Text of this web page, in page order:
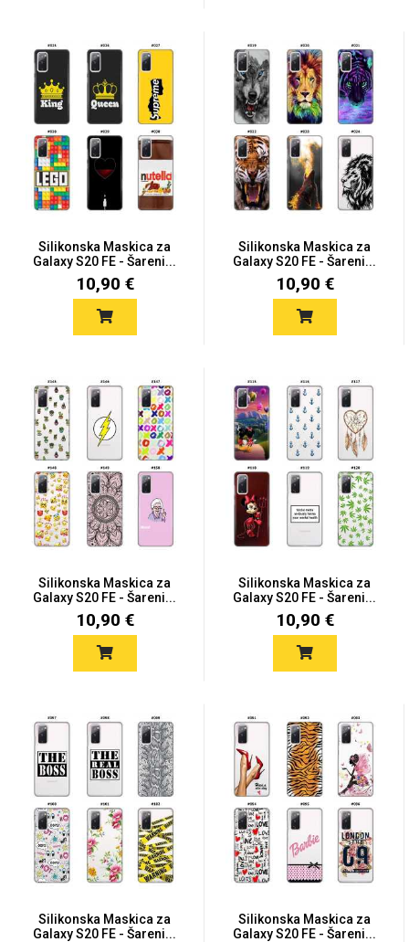
Silikonska Maskica za
Galaxy S20 FE - Šareni...
10,90 €
Silikonska Maskica za
Galaxy S20 FE - Šareni...
10,90 €
Silikonska Maskica za
Galaxy S20 FE - Šareni...
10,90 €
Silikonska Maskica za
Galaxy S20 FE - Šareni...
10,90 €
Silikonska Maskica za
Galaxy S20 FE - Šareni...
Silikonska Maskica za
Galaxy S20 FE - Šareni...